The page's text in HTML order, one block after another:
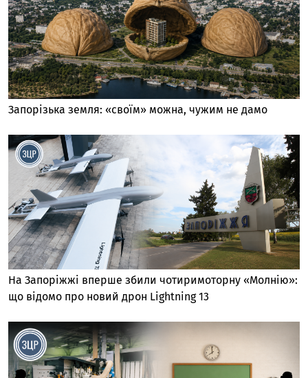
Запорізька земля: «своїм» можна, чужим не дамо
На Запоріжжі вперше збили чотиримоторну «Молнію»:
що відомо про новий дрон Lightning 13